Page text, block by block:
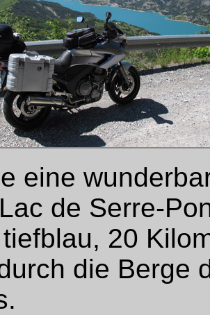
eine
de Serre-
20
die Berge